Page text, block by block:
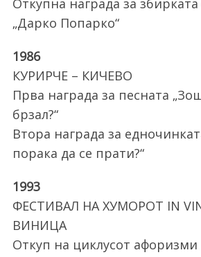
Откупна награда за збирката
„Дарко Попарко“
1986
КУРИРЧЕ – КИЧЕВО
Прва награда за песната
брзал?“
Втора награда за
порака да се прати?“
1993
ФЕСТИВАЛ НА ХУМОРОТ IN
ВИНИЦА
Откуп на циклусот афоризми